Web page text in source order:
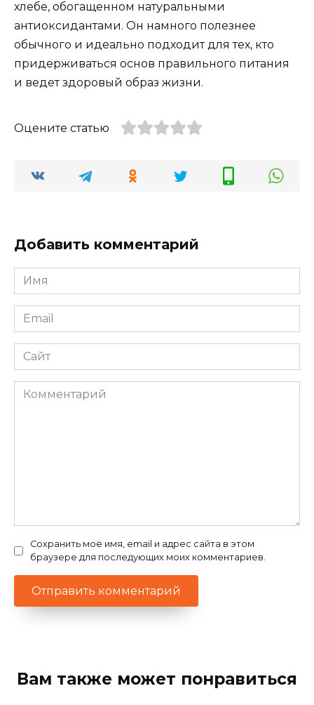
хлебе, обогащенном натуральными
антиоксидантами. Он намного полезнее
обычного и идеально подходит для тех, кто
придерживаться основ правильного питания
и ведет здоровый образ жизни.
Оцените статью
Добавить комментарий
Имя
*
Email
*
Сайт
Комментарий
Сохранить моё имя, email и адрес сайта в этом
браузере для последующих моих комментариев.
Вам также может понравиться